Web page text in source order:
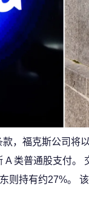
，福克斯公司将
A 类普通股支付。
则持有约27%。